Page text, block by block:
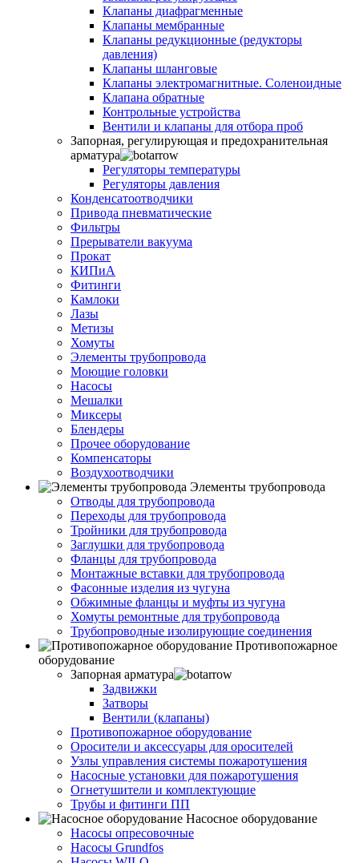
Клапаны диафрагменные
Клапаны мембранные
Клапаны редукционные (редукторы
давления)
Клапаны шланговые
Клапаны электромагнитные. Соленоидные
Клапана обратные
Контрольные устройства
Вентили и клапаны для отбора проб
Запорная, регулирующая и предохранительная
арматура
Регуляторы температуры
Регуляторы давления
Конденсатоотводчики
Привода пневматические
Фильтры
Прерыватели вакуума
Прокат
КИПиА
Фитинги
Камлоки
Лазы
Метизы
Хомуты
Элементы трубопровода
Моющие головки
Насосы
Мешалки
Миксеры
Блендеры
Прочее оборудование
Компенсаторы
Воздухоотводчики
Элементы трубопровода
Отводы для трубопровода
Переходы для трубопровода
Тройники для трубопровода
Заглушки для трубопровода
Фланцы для трубопровода
Монтажные вставки для трубопровода
Фасонные изделия из чугуна
Обжимные фланцы и муфты из чугуна
Хомуты ремонтные для трубопровода
Трубопроводные изолирующие соединения
Противопожарное
оборудование
Запорная арматура
Задвижки
Затворы
Вентили (клапаны)
Противопожарное оборудование
Оросители и аксессуары для оросителей
Узлы управления системы пожаротушения
Насосные установки для пожаротушения
Огнетушители и комплектующие
Трубы и фитинги ПП
Насосное оборудование
Насосы опресовочные
Насосы Grundfos